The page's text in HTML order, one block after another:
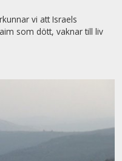
vi att Israels
som dött, vaknar till liv